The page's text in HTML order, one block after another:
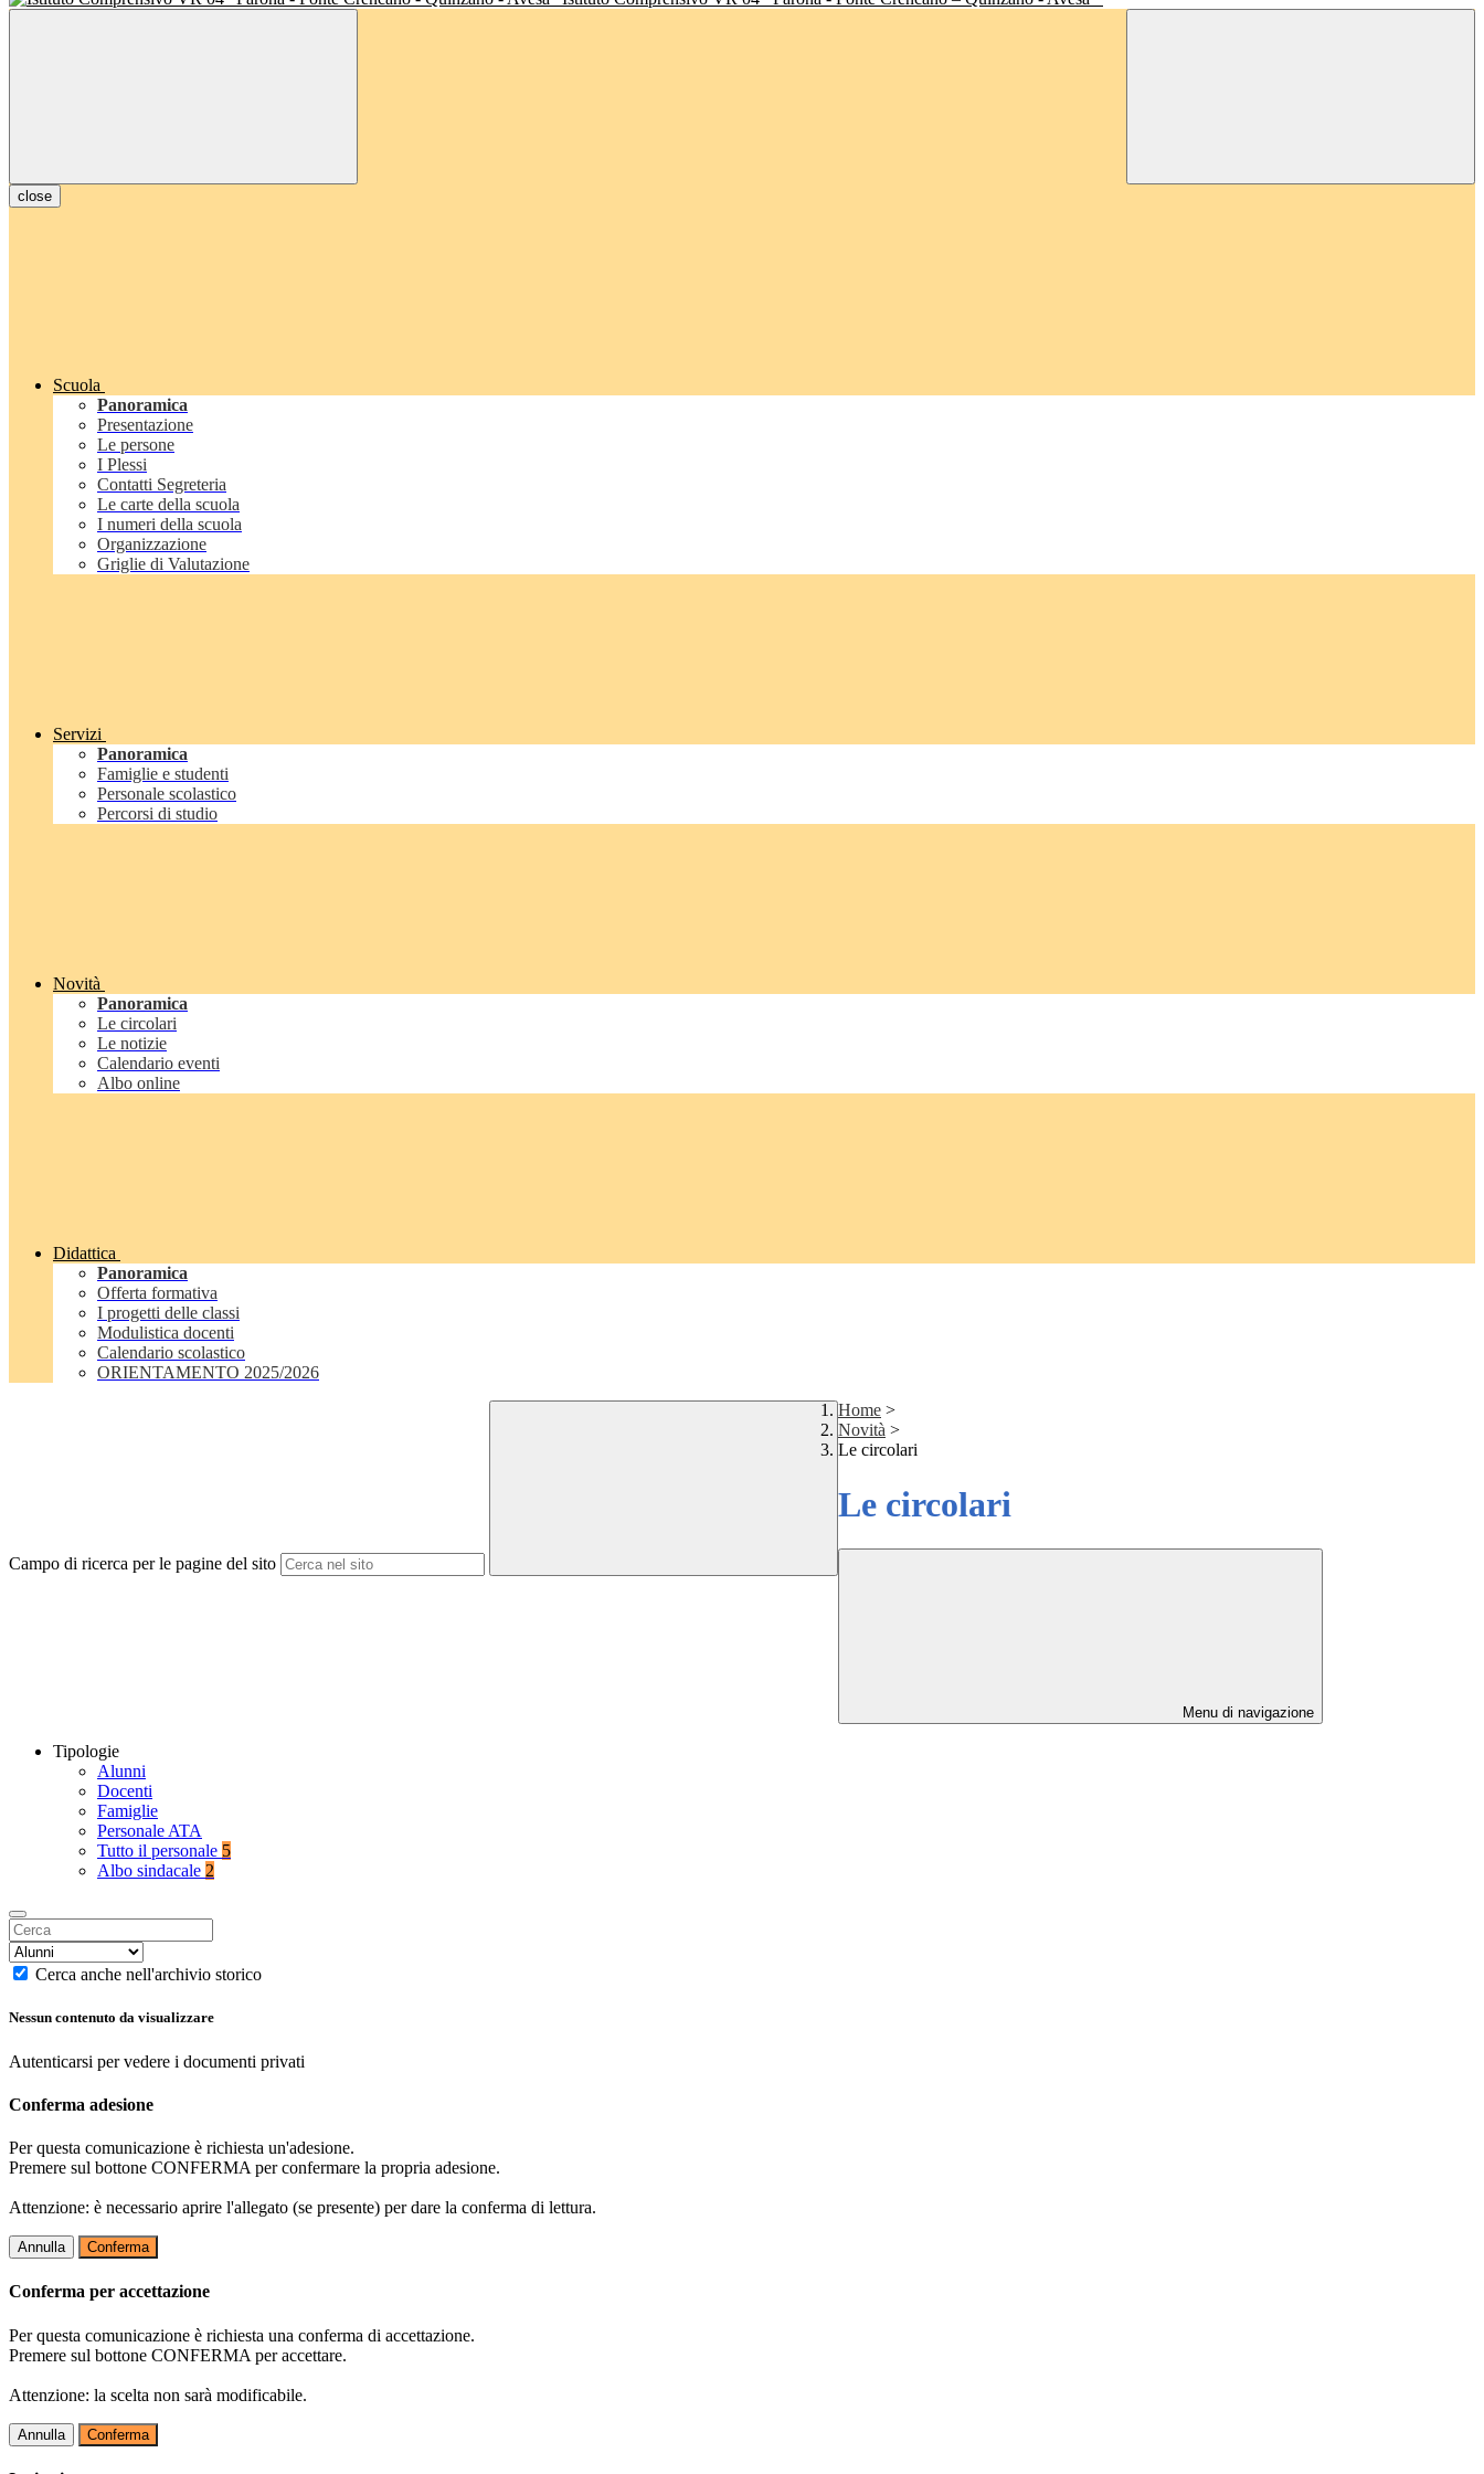
close
Scuola
Panoramica
Presentazione
Le persone
I Plessi
Contatti Segreteria
Le carte della scuola
I numeri della scuola
Organizzazione
Griglie di Valutazione
Servizi
Panoramica
Famiglie e studenti
Personale scolastico
Percorsi di studio
Novità
Panoramica
Le circolari
Le notizie
Calendario eventi
Albo online
Didattica
Panoramica
Offerta formativa
I progetti delle classi
Modulistica docenti
Calendario scolastico
ORIENTAMENTO 2025/2026
Campo di ricerca per le pagine del sito
Home >
Novità >
Le circolari
Le circolari
Menu di navigazione
Tipologie
Alunni
Docenti
Famiglie
Personale ATA
Tutto il personale 5
Albo sindacale 2
Cerca anche nell'archivio storico
Nessun contenuto da visualizzare
Autenticarsi per vedere i documenti privati
Conferma adesione
Per questa comunicazione è richiesta un'adesione.
Premere sul bottone CONFERMA per confermare la propria adesione.
Attenzione: è necessario aprire l'allegato (se presente) per dare la conferma di lettura.
Annulla Conferma
Conferma per accettazione
Per questa comunicazione è richiesta una conferma di accettazione.
Premere sul bottone CONFERMA per accettare.
Attenzione: la scelta non sarà modificabile.
Annulla Conferma